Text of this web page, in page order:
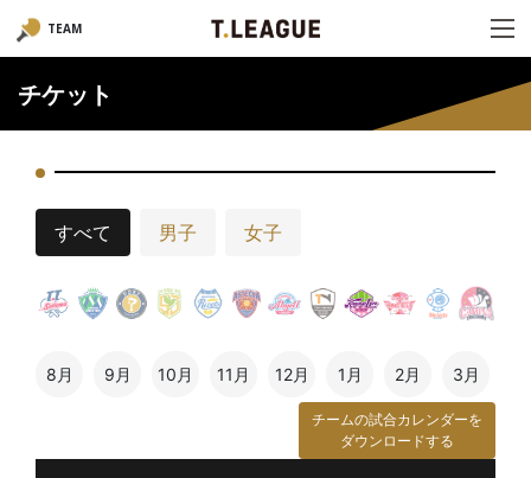
TEAM
チケット
すべて 男子 女子
8月 9月 10月 11月 12月 1月 2月 3月
チームの試合カレンダーを
ダウンロードする